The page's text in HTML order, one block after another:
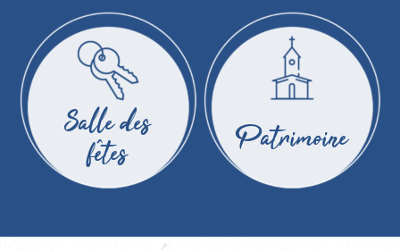
Salle des
fêtes Patrimoine